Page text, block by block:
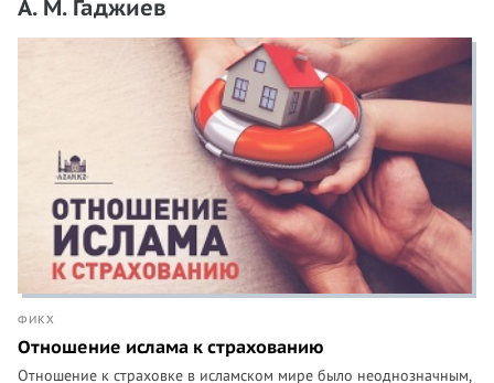
А. М. Гаджиев
ФИКХ
Отношение ислама к страхованию
Отношение к страховке в исламском мире было неоднозначным,